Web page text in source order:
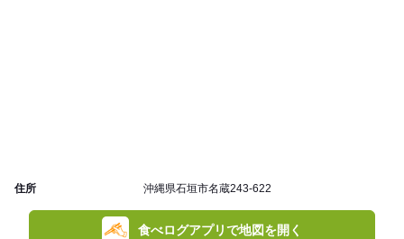
住所 沖縄県石垣市名蔵243-622
食べログアプリで地図を開く